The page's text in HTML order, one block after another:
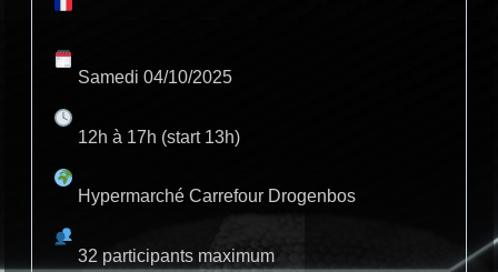
Samedi 04/10/2025
12h à 17h (start 13h)
Hypermarché Carrefour Drogenbos
32 participants maximum